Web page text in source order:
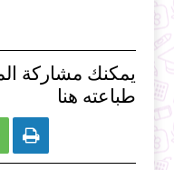
يمكنك مشاركة
طباعته هنا
